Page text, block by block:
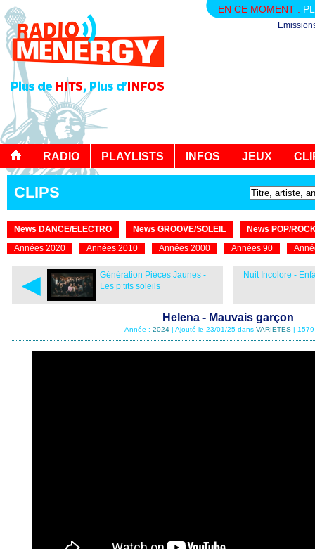
EN CE MOMENT :
RADIO PLAYLISTS INFOS JEUX
CLIPS
News DANCE/ELECTRO News GROOVE/SOLEIL
News POP/
Années 2020
Années 2010 Années 2000 Années 90
◄
Génération Pièces Jaunes -
Les p’tits soleils
Nuit Incolore -
Helena - Mauvais garçon
Année : 2024 | Ajouté le 23/01/25 dans VARIETES |